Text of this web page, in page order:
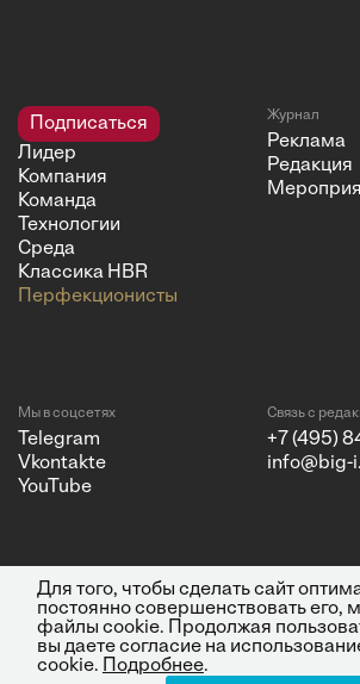
Подписаться
Лидер
Компания
Команда
Технологии
Среда
Классика HBR
Перфекционисты
Журнал
Реклама
Редакция
Мы в соцсетях
Telegram
Vkontakte
YouTube
Связь с
+7 (495)
info@big-
© 2026 ООО
Медиа"
ИНН
Все права
Политика конфиденциальности
Для того, чтобы сделать сайт
постоянно совершенствовать его,
файлы cookie. Продолжая
вы даете согласие на
cookie.
Подробнее.